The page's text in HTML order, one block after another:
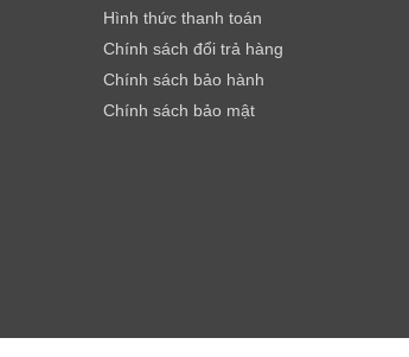
Hình thức thanh toán
Chính sách đổi trả hàng
Chính sách bảo hành
Chính sách bảo mật